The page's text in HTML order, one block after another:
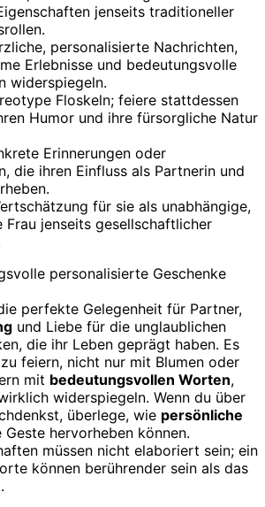
jenseits traditioneller
personalisierte Nachrichten,
Erlebnisse und bedeutungsvolle
widerspiegeln.
Floskeln; feiere stattdessen
Humor und ihre fürsorgliche Natur
Erinnerungen oder
die ihren Einfluss als Partnerin und
für sie als unabhängige,
Frau jenseits gesellschaftlicher
perfekte Gelegenheit für Partner,
und Liebe für die unglaublichen
die ihr Leben geprägt haben. Es
feiern, nicht nur mit Blumen oder
mit bedeutungsvollen Worten,
widerspiegeln. Wenn du über
überlege, wie persönliche
Geste hervorheben können.
müssen nicht elaboriert sein; ein
können berührender sein als das